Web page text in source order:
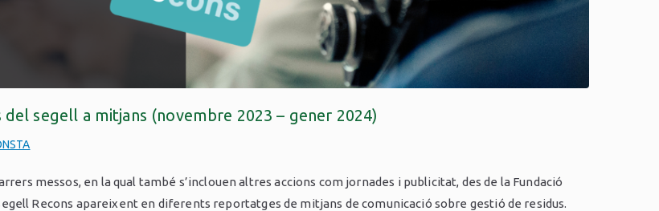
del segell a mitjans (novembre 2023 – gener 2024)
messos, en la qual també s’inclouen altres accions com jornades i publicitat, des de la Fundació
Recons apareixent en diferents reportatges de mitjans de comunicació sobre gestió de residus.